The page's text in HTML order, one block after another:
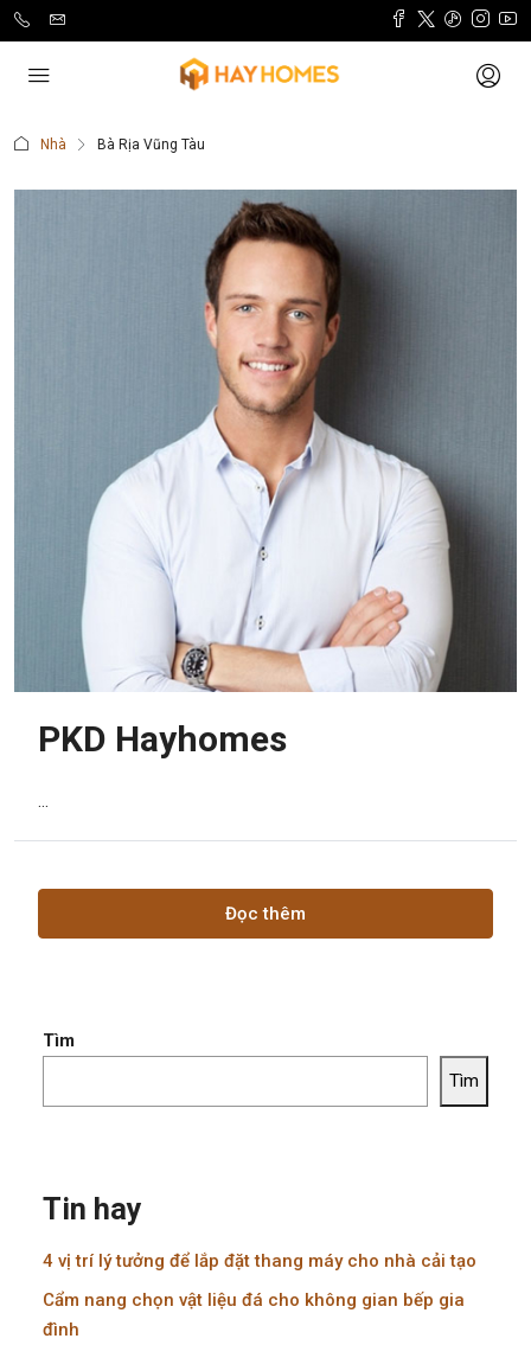
Nhà Bà Rịa Vũng Tàu
PKD Hayhomes
...
Đọc thêm
Tìm
Tìm
Tin hay
4 vị trí lý tưởng để lắp đặt thang máy cho nhà cải tạo
Cẩm nang chọn vật liệu đá cho không gian bếp gia
đình